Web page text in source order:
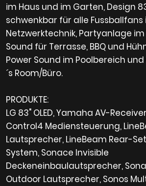
im Haus und im Garten, Design
schwenkbar für alle Fussballfans
Netzwerktechnik, Partyanlage im
Sound für Terrasse, BBQ und
Power Sound im Poolbereich und
´s Room/Büro.
PRODUKTE:
LG 83" OLED, Yamaha AV-
Control4 Mediensteuerung,
Lautsprecher, LineBeam Rear-Set
System, Sonace Invisible
Deckeneinbaulautsprecher,
Outdoor Lautsprecher, Sonos